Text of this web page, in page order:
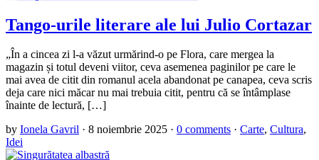
Tango-urile literare ale lui Julio Cortazar
„În a cincea zi l-a văzut urmărind-o pe Flora, care mergea la
magazin și totul deveni viitor, ceva asemenea paginilor pe care le
mai avea de citit din romanul acela abandonat pe canapea, ceva scris
deja care nici măcar nu mai trebuia citit, pentru că se întâmplase
înainte de lectură, […]
by Ionela Gavril · 8 noiembrie 2025 · 0 comments · Carte, Cultura,
Idei